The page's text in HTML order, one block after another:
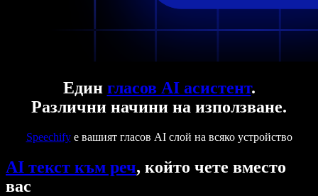
Един гласов AI асистент.
Различни начини на използване.
Speechifyе вашият гласов AI слой на всяко устройство
AI текст към реч, който чете вместо
вас